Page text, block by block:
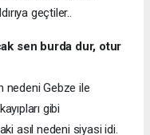
geçtiler..
sen burda dur, otur
nedeni Gebze ile
gibi
asıl nedeni siyasi idi.